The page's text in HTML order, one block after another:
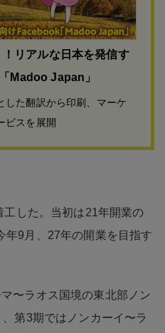
リアルな日本を発信す
Madoo Japan」
した翻訳から印刷、マーケ
ビスを展開
工した。当初は21年開業の
年9月、27年の開業を目指す
〜ラオス国境の東北部ノン
第3期ではノンカーイ〜ラ